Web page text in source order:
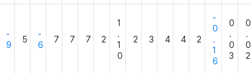
-
9
5
-
6
7 7 7 2
1
.
1
0
2 3 4 4 2
-
0
.
1
6
0
.
0
3
0
.
0
2